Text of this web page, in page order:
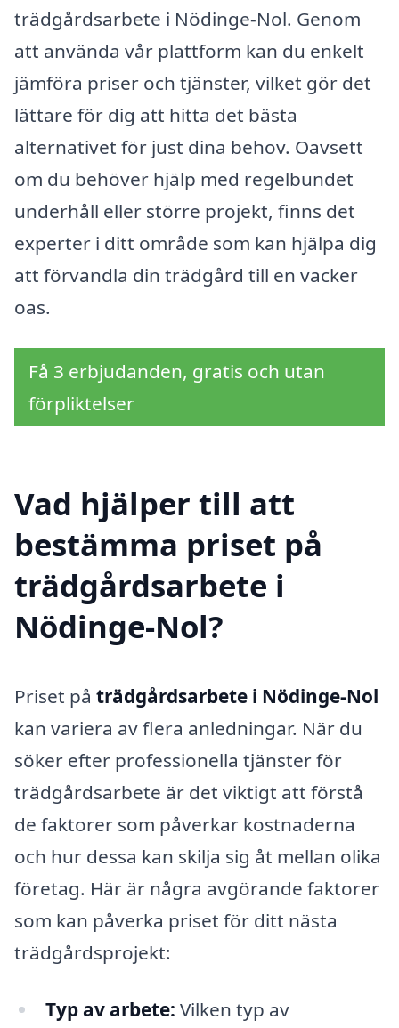
trädgårdsarbete i Nödinge-Nol. Genom
att använda vår plattform kan du enkelt
jämföra priser och tjänster, vilket gör det
lättare för dig att hitta det bästa
alternativet för just dina behov. Oavsett
om du behöver hjälp med regelbundet
underhåll eller större projekt, finns det
experter i ditt område som kan hjälpa dig
att förvandla din trädgård till en vacker
oas.
Få 3 erbjudanden, gratis och utan
förpliktelser
Vad hjälper till att
bestämma priset på
trädgårdsarbete i
Nödinge-Nol?
Priset på trädgårdsarbete i Nödinge-Nol
kan variera av flera anledningar. När du
söker efter professionella tjänster för
trädgårdsarbete är det viktigt att förstå
de faktorer som påverkar kostnaderna
och hur dessa kan skilja sig åt mellan olika
företag. Här är några avgörande faktorer
som kan påverka priset för ditt nästa
trädgårdsprojekt:
Typ av arbete: Vilken typ av